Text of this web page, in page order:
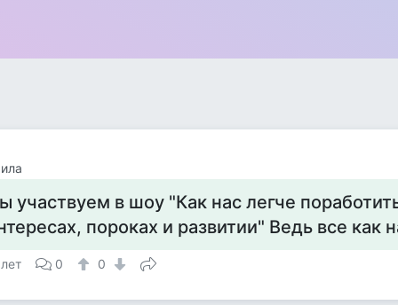
участвуем в шоу "Как нас легче
пороках и развитии" Ведь все как
0 0